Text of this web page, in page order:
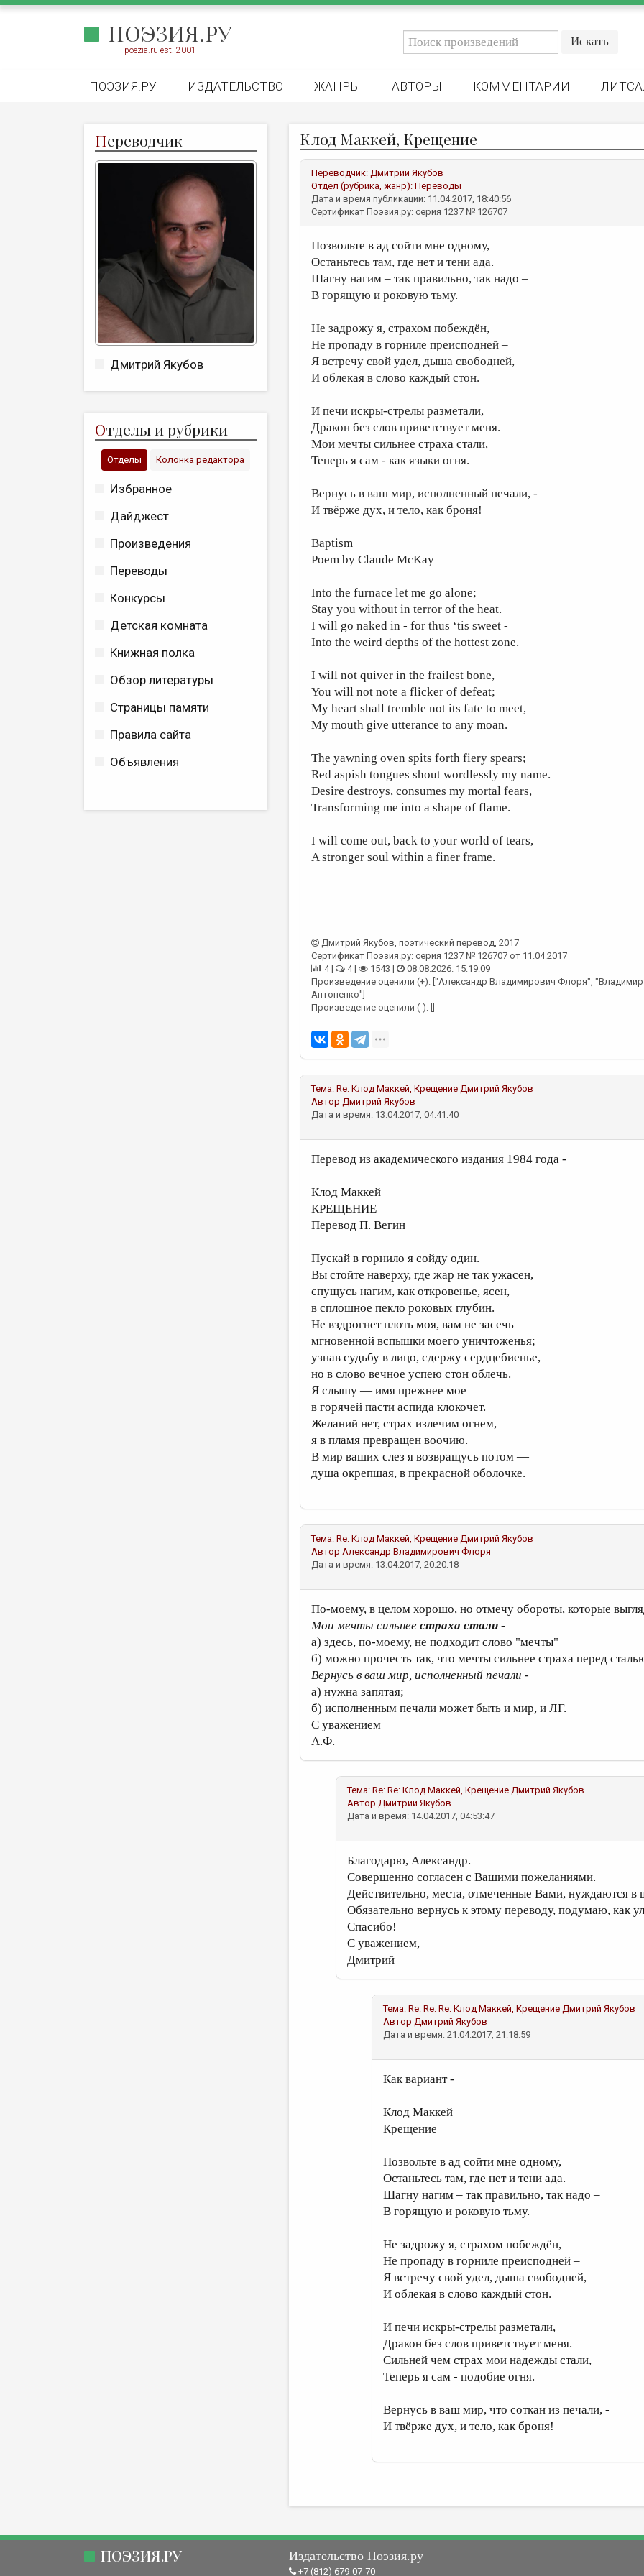
ПОЭЗИЯ.РУ
poezia.ru est. 2001
ПОЭЗИЯ.РУ ИЗДАТЕЛЬСТВО ЖАНРЫ АВТОРЫ КОММЕНТАРИИ
Переводчик
Дмитрий Якубов
Отделы и рубрики
Отделы Колонка редактора
Избранное
Дайджест
Произведения
Переводы
Конкурсы
Детская комната
Книжная полка
Обзор литературы
Страницы памяти
Правила сайта
Объявления
Клод Маккей, Крещение
Переводчик: Дмитрий Якубов
Отдел (рубрика, жанр): Переводы
Дата и время публикации: 11.04.2017, 18:40:56
Сертификат Поэзия.ру: серия 1237 № 126707
Позвольте в ад сойти мне одному,
Останьтесь там, где нет и тени ада.
Шагну нагим – так правильно, так надо –
В горящую и роковую тьму.
Не задрожу я, страхом побеждён,
Не пропаду в горниле преисподней –
Я встречу свой удел, дыша свободней,
И облекая в слово каждый стон.
И печи искры-стрелы разметали,
Дракон без слов приветствует меня.
Мои мечты сильнее страха стали,
Теперь я сам - как языки огня.
Вернусь в ваш мир, исполненный печали, -
И твёрже дух, и тело, как броня!
Baptism
Poem by Claude McKay
Into the furnace let me go alone;
Stay you without in terror of the heat.
I will go naked in - for thus ‘tis sweet -
Into the weird depths of the hottest zone.
I will not quiver in the frailest bone,
You will not note a flicker of defeat;
My heart shall tremble not its fate to meet,
My mouth give utterance to any moan.
The yawning oven spits forth fiery spears;
Red aspish tongues shout wordlessly my name.
Desire destroys, consumes my mortal fears,
Transforming me into a shape of flame.
I will come out, back to your world of tears,
A stronger soul within a finer frame.
Дмитрий Якубов, поэтический перевод, 2017
Сертификат Поэзия.ру: серия 1237 № 126707 от 11.04.2017
4 |
4 | 1543 |
08.08.2026. 15:19:09
Произведение оценили (+): ["Александр Владимирович Флоря",
Антоненко"]
Произведение оценили (-): []
Тема: Re: Клод Маккей, Крещение Дмитрий Якубов
Автор Дмитрий Якубов
Дата и время: 13.04.2017, 04:41:40
Перевод из академического издания 1984 года -
Клод Маккей
КРЕЩЕНИЕ
Перевод П. Вегин
Пускай в горнило я сойду один.
Вы стойте наверху, где жар не так ужасен,
спущусь нагим, как откровенье, ясен,
в сплошное пекло роковых глубин.
Не вздрогнет плоть моя, вам не засечь
мгновенной вспышки моего уничтоженья;
узнав судьбу в лицо, сдержу сердцебиенье,
но в слово вечное успею стон облечь.
Я слышу — имя прежнее мое
в горячей пасти аспида клокочет.
Желаний нет, страх излечим огнем,
я в пламя превращен воочию.
В мир ваших слез я возвращусь потом —
душа окрепшая, в прекрасной оболочке.
Тема: Re: Клод Маккей, Крещение Дмитрий Якубов
Автор Александр Владимирович Флоря
Дата и время: 13.04.2017, 20:20:18
По-моему, в целом хорошо, но отмечу обороты, которые
Мои мечты сильнее страха стали -
а) здесь, по-моему, не подходит слово "мечты"
б) можно прочесть так, что мечты сильнее страха перед
Вернусь в ваш мир, исполненный печали -
а) нужна запятая;
б) исполненным печали может быть и мир, и ЛГ.
С уважением
А.Ф.
Тема: Re: Re: Клод Маккей, Крещение Дмитрий Якубов
Автор Дмитрий Якубов
Дата и время: 14.04.2017, 04:53:47
Благодарю, Александр.
Совершенно согласен с Вашими пожеланиями.
Действительно, места, отмеченные Вами, нуждаются в
Обязательно вернусь к этому переводу, подумаю, как
Спасибо!
С уважением,
Дмитрий
Тема: Re: Re: Re: Клод Маккей, Крещение Дмитрий Якубов
Автор Дмитрий Якубов
Дата и время: 21.04.2017, 21:18:59
Как вариант -
Клод Маккей
Крещение
Позвольте в ад сойти мне одному,
Останьтесь там, где нет и тени ада.
Шагну нагим – так правильно, так надо –
В горящую и роковую тьму.
Не задрожу я, страхом побеждён,
Не пропаду в горниле преисподней –
Я встречу свой удел, дыша свободней,
И облекая в слово каждый стон.
И печи искры-стрелы разметали,
Дракон без слов приветствует меня.
Сильней чем страх мои надежды стали,
Теперь я сам - подобие огня.
Вернусь в ваш мир, что соткан из печали, -
И твёрже дух, и тело, как броня!
ПОЭЗИЯ.РУ Издательство Поэзия.ру
+7 (812) 679-07-70